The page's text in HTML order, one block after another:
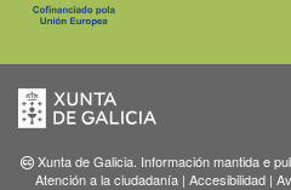
Xunta de Galicia. Información mantida e
Atención a la ciudadanía | Accesibilidad |